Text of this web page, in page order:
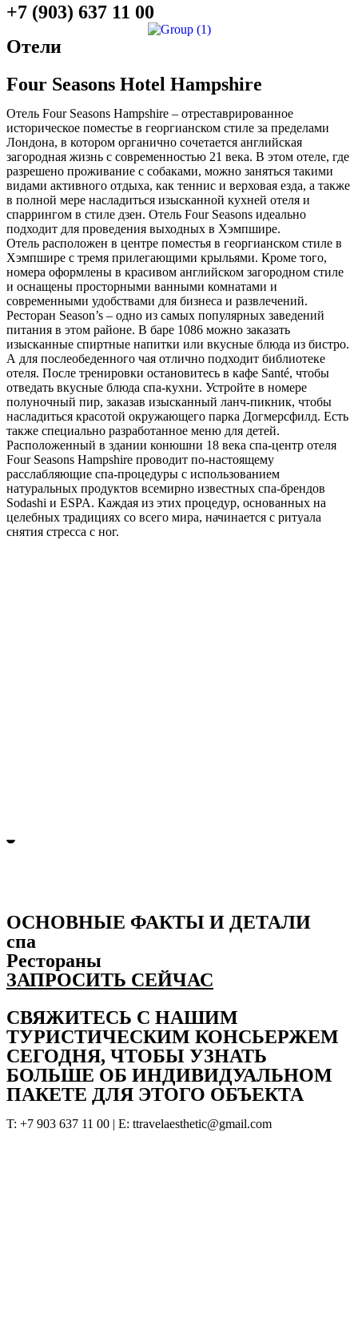
+7 (903) 637 11 00
африка и индийский океан
Азия
Евросоюз и восточная европа
Северная америка
карибский бассейн
АКТИВНЫЙ ОТДЫХ
ИСКУССТВО И КУЛЬТУРА
пляжный ОТДЫХ
городской туризм
КОРПОРАТИВНЫЕ КАНИКУЛЫ
круизы
СЕМЕЙНЫЕ ТУРЫ
свадебные туры
ЛЕЧЕБНО-ОЗДОРОВИТЕЛЬНЫЙ ТУРИЗМ
САФАРИ-ПУТЕШЕСТВИЯ
ГОРНОЛЫЖНЫЙ ТУРИЗМ
Отели
Four Seasons Hotel Hampshire
Отель Four Seasons Hampshire – отреставрированное
историческое поместье в георгианском стиле за пределами
Лондона, в котором органично сочетается английская
загородная жизнь с современностью 21 века. В этом отеле, где
разрешено проживание с собаками, можно заняться такими
видами активного отдыха, как теннис и верховая езда, а также
в полной мере насладиться изысканной кухней отеля и
спаррингом в стиле дзен. Отель Four Seasons идеально
подходит для проведения выходных в Хэмпшире.
Отель расположен в центре поместья в георгианском стиле в
Хэмпшире с тремя прилегающими крыльями. Кроме того,
номера оформлены в красивом английском загородном стиле
и оснащены просторными ванными комнатами и
современными удобствами для бизнеса и развлечений.
Ресторан Season’s – одно из самых популярных заведений
питания в этом районе. В баре 1086 можно заказать
изысканные спиртные напитки или вкусные блюда из бистро.
А для послеобеденного чая отлично подходит библиотеке
отеля. После тренировки остановитесь в кафе Santé, чтобы
отведать вкусные блюда спа-кухни. Устройте в номере
полуночный пир, заказав изысканный ланч-пикник, чтобы
насладиться красотой окружающего парка Догмерсфилд. Есть
также специально разработанное меню для детей.
Расположенный в здании конюшни 18 века спа-центр отеля
Four Seasons Hampshire проводит по-настоящему
расслабляющие спа-процедуры с использованием
натуральных продуктов всемирно известных спа-брендов
Sodashi и ESPA. Каждая из этих процедур, основанных на
целебных традициях со всего мира, начинается с ритуала
снятия стресса с ног.
ОСНОВНЫЕ ФАКТЫ И ДЕТАЛИ
спа
Рестораны
ЗАПРОСИТЬ СЕЙЧАС
СВЯЖИТЕСЬ С НАШИМ
ТУРИСТИЧЕСКИМ КОНСЬЕРЖЕМ
СЕГОДНЯ, ЧТОБЫ УЗНАТЬ
БОЛЬШЕ ОБ ИНДИВИДУАЛЬНОМ
ПАКЕТЕ ДЛЯ ЭТОГО ОБЪЕКТА
T: +7 903 637 11 00 | Е: ttravelaesthetic@gmail.com